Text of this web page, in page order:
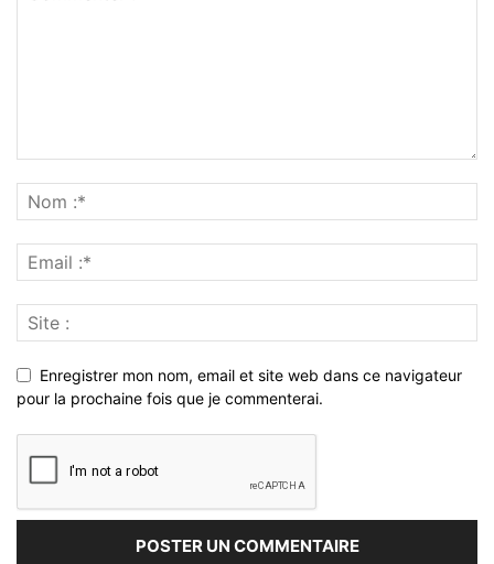
Enregistrer mon nom, email et site web dans ce navigateur
pour la prochaine fois que je commenterai.